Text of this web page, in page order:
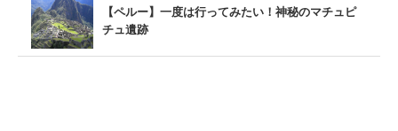
【ペルー】一度は行ってみたい！神秘のマチュピ
チュ遺跡